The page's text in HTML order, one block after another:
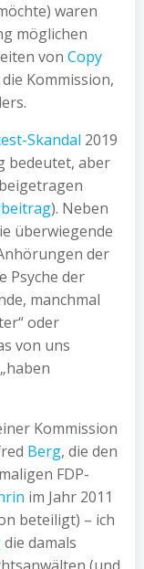
waren
möglichen
von Copy
Kommission,
Skandal 2019
bedeutet, aber
). Neben
überwiegende
der
Psyche der
manchmal
oder
von uns
Kommission
Berg, die den
FDP-
im Jahr 2011
beteiligt) – ich
die damals